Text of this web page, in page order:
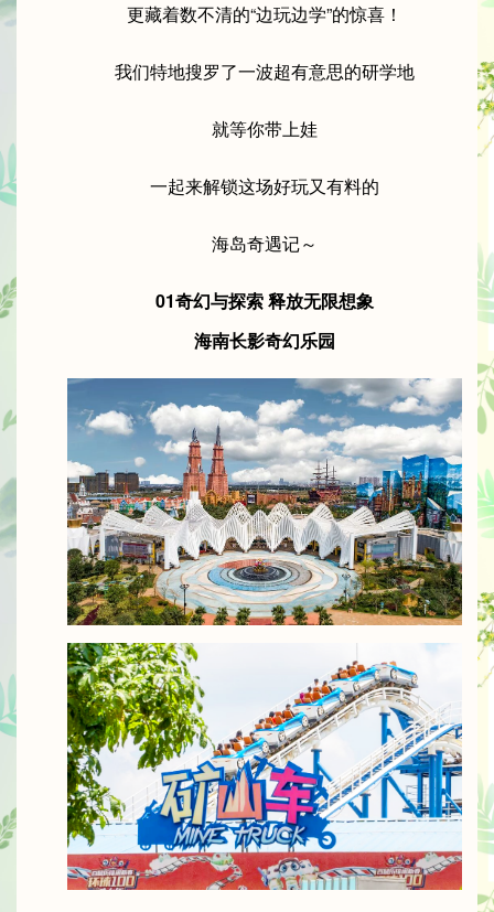
更藏着数不清的“边玩边学”的惊喜！
我们特地搜罗了一波超有意思的研学地
就等你带上娃
一起来解锁这场好玩又有料的
海岛奇遇记～
01奇幻与探索 释放无限想象
海南长影奇幻乐园